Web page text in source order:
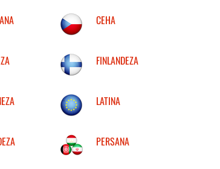
CEHA
FINLANDEZA
LATINA
PERSANA